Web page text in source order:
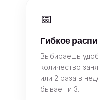
📅
Гибкое
Выбираешь
количество
или 2 раза в
бывает и 3.